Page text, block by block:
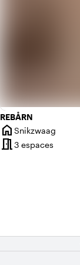
REBÅRN
home
Ville
Snikzwaag
meeting_room3 espaces